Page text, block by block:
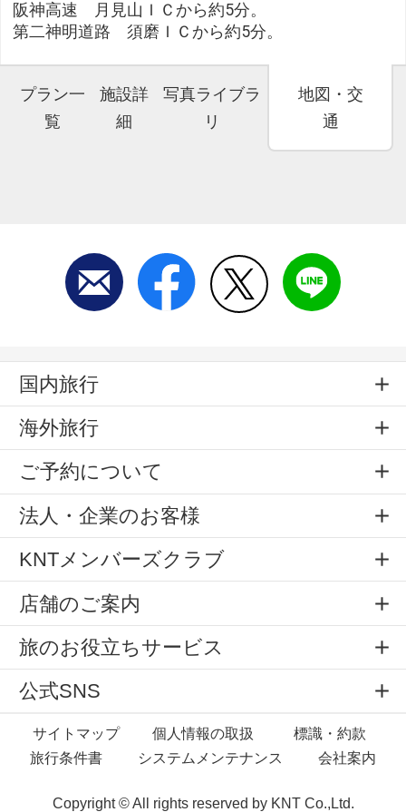
阪神高速 月見山ＩＣから約5分。
第二神明道路 須磨ＩＣから約5分。
プラン一
覧
施設詳
細
写真ライブラ
リ
地図・交
通
国内旅行
海外旅行
ご予約について
法人・企業のお客様
KNTメンバーズクラブ
店舗のご案内
旅のお役立ちサービス
公式SNS
サイトマップ 個人情報の取扱
標識・約款
旅行条件書
システムメンテナンス 会社案内
Copyright © All rights reserved by KNT Co.,Ltd.